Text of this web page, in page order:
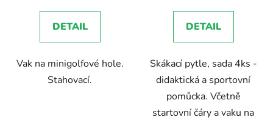
DETAIL
Vak na minigolfové hole.
Stahovací.
DETAIL
Skákací pytle, sada 4ks -
didaktická a sportovní
pomůcka. Včetně
startovní čáry a vaku na